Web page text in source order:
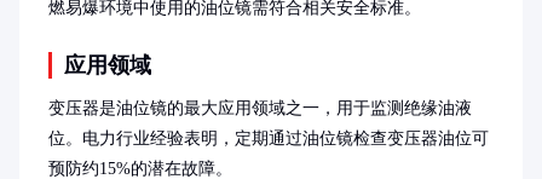
燃易爆环境中使用的油位镜需符合相关安全标准。
应用领域
变压器是油位镜的最大应用领域之一，用于监测绝缘油液
位。电力行业经验表明，定期通过油位镜检查变压器油位可
预防约15%的潜在故障。